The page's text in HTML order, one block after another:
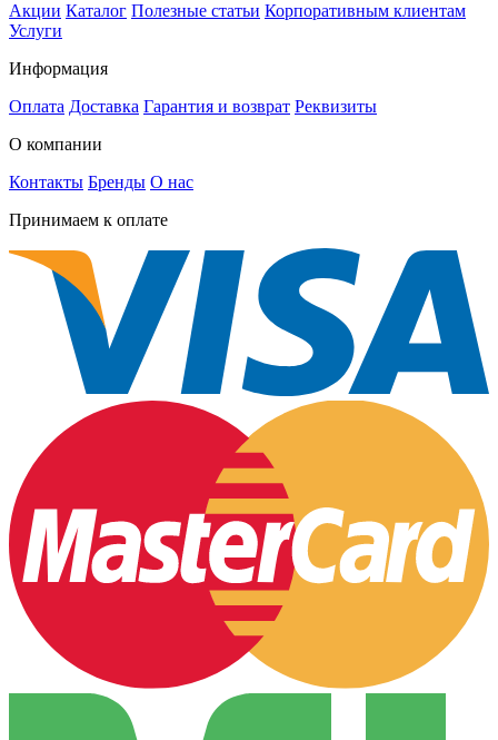
Акции Каталог Полезные статьи Корпоративным клиентам
Услуги
Информация
Оплата Доставка Гарантия и возврат Реквизиты
О компании
Контакты Бренды О нас
Принимаем к оплате